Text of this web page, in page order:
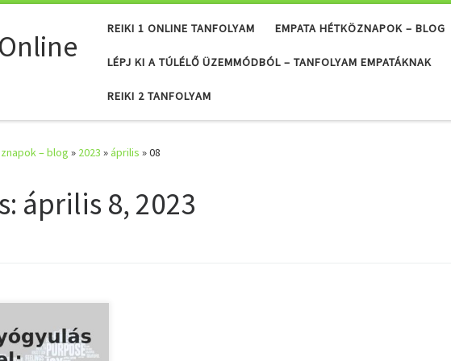
REIKI 1 ONLINE TANFOLYAM EMPATA HÉTKÖZNAPOK – BLOG
LÉPJ KI A TÚLÉLŐ ÜZEMMÓDBÓL – TANFOLYAM EMPATÁKNAK
REIKI 2 TANFOLYAM
– blog » 2023 »április »08
április 8, 2023
járt. Hidegrázás,
félelem,